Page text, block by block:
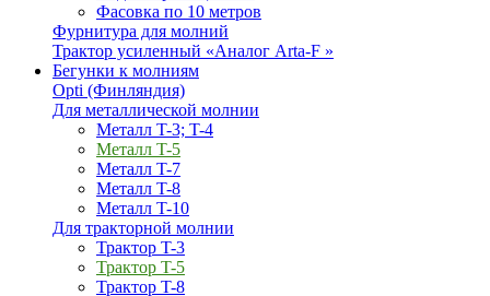
Фасовка по 10 метров
Фурнитура для молний
Трактор усиленный «Аналог Arta-F »
Бегунки к молниям
Opti (Финляндия)
Для металлической молнии
Металл T-3; T-4
Металл T-5
Металл T-7
Металл T-8
Металл T-10
Для тракторной молнии
Трактор T-3
Трактор T-5
Трактор T-8